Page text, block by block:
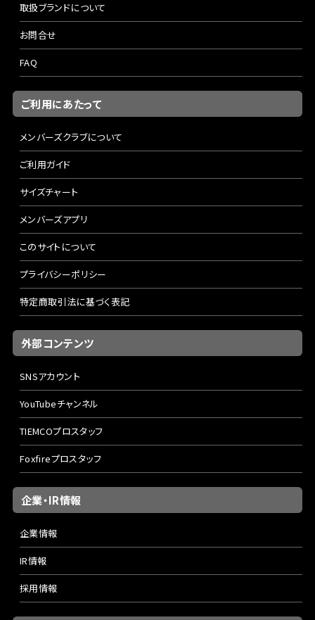
取扱ブランドについて
お問合せ
FAQ
ご利用にあたって
メンバーズクラブについて
ご利用ガイド
サイズチャート
メンバーズアプリ
このサイトについて
プライバシーポリシー
特定商取引法に基づく表記
外部コンテンツ
SNSアカウント
YouTubeチャンネル
TIEMCOプロスタッフ
Foxfireプロスタッフ
企業・IR情報
企業情報
IR情報
採用情報